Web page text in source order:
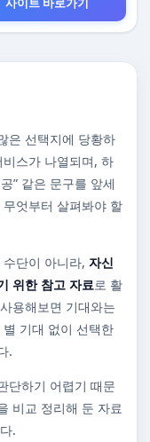
은 선택지에 당황하
스가 나열되며, 하
” 같은 문구를 앞세
엇부터 살펴봐야 할
단이 아니라, 자신
위한 참고 자료로 활
용해보면 기대와는
기대 없이 선택한
.
단하기 어렵기 때문
비교 정리해 둔 자료
.